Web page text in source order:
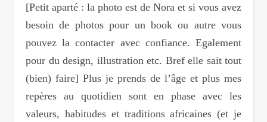
[Petit aparté : la photo est de Nora et si vous avez
besoin de photos pour un book ou autre vous
pouvez la contacter avec confiance. Egalement
pour du design, illustration etc. Bref elle sait tout
(bien) faire] Plus je prends de l’âge et plus mes
repères au quotidien sont en phase avec les
valeurs, habitudes et traditions africaines (et je